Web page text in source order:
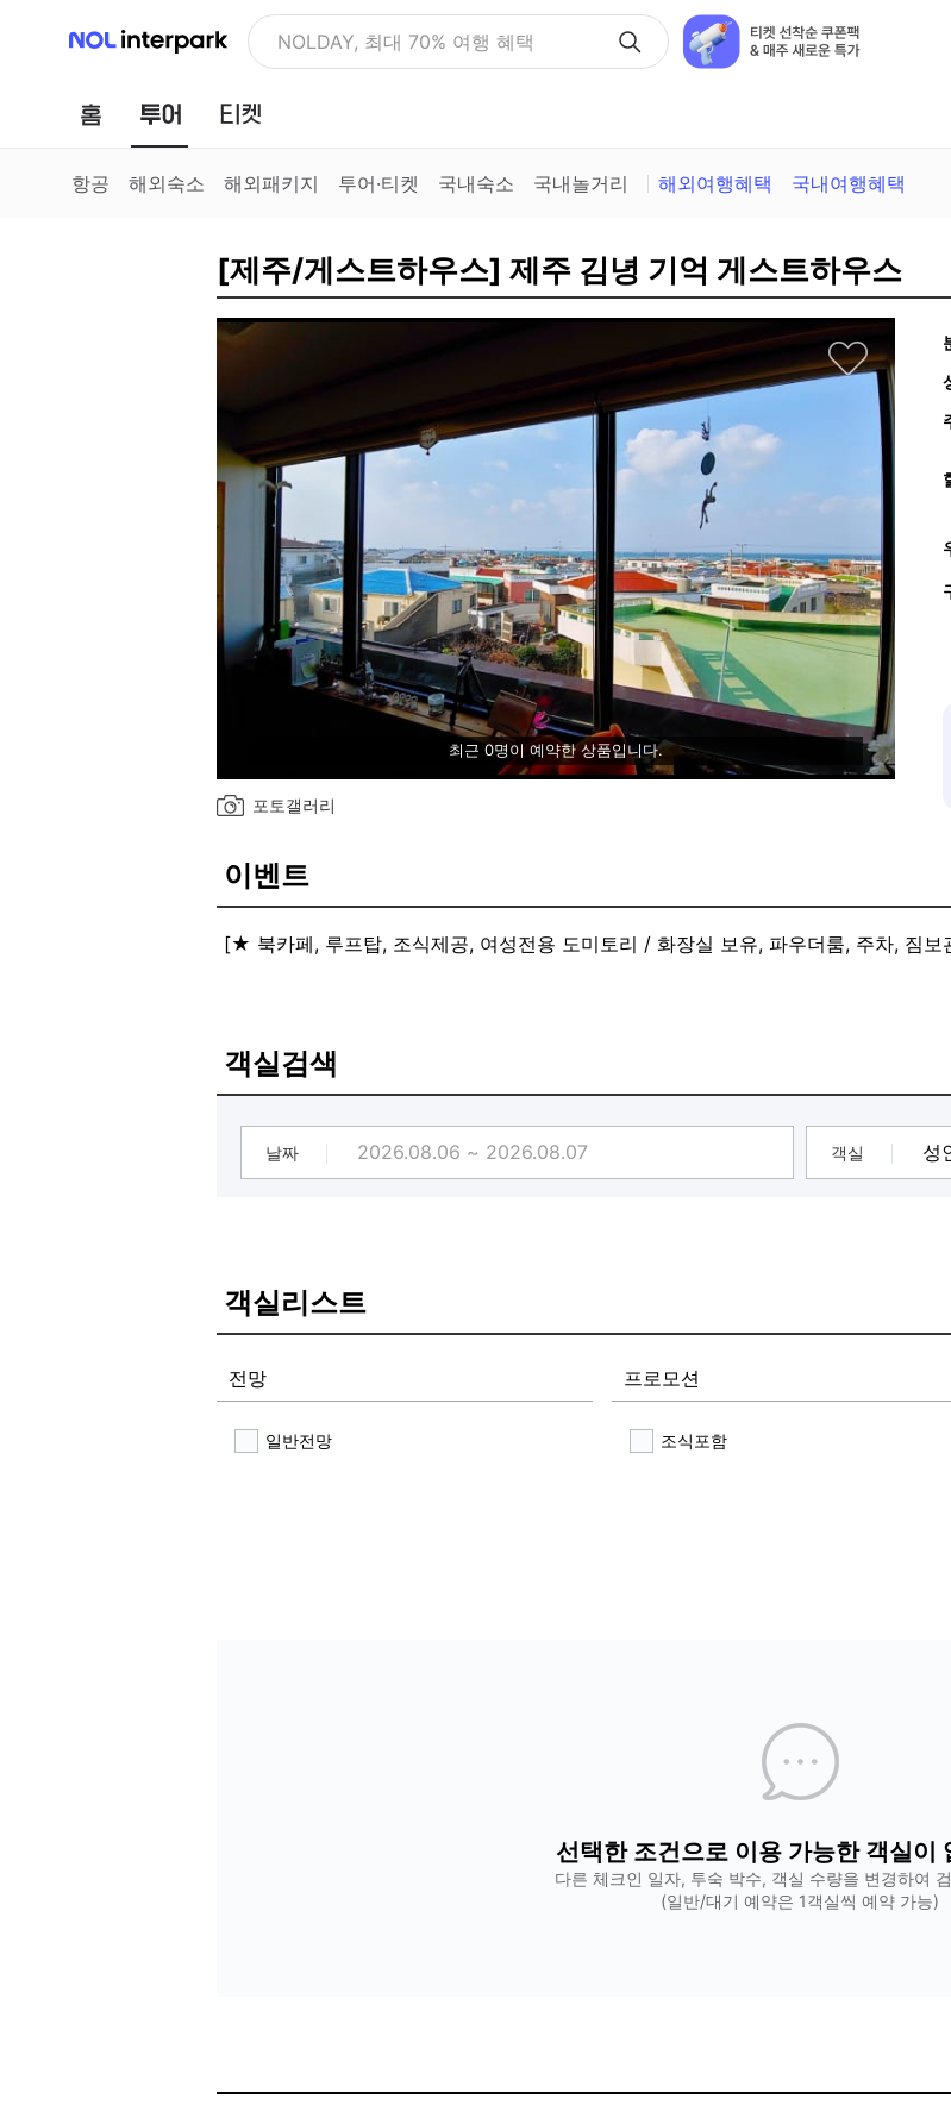
NOL 인터파크 NOLDAY, 최대 70% 여행 혜택
홈 투어
항공 해외숙소 해외패키지 투어·티켓 국내숙소 국내놀거리 해외여행혜택 국내여행혜택
[제주/게스트하우스] 제주 김녕 기억 게스트하우스
최근 0명이 예약한 상품입니다.
포토갤러리
이벤트
[★ 북카페, 루프탑, 조식제공, 여성전용 도미토리 / 화장실 보유, 파우더룸, 주차, 짐
주차 : 가능
짐보관 : 가능
와이파이 : 가능
PC라운지 : 공용pc 구비
공용부엌 및 공용공간 : 보유
기타 : 옥상테라스 보유, 지하1층 북카페 보유
객실검색
날짜 객실
객실리스트
전망
일반전망
프로모션
조식포함
선택한 조건으로 이용 가능한 객실이
다른 체크인 일자, 투숙 박수, 객실 수량을 변경하여
(일반/대기 예약은 1객실씩 예약 가능)